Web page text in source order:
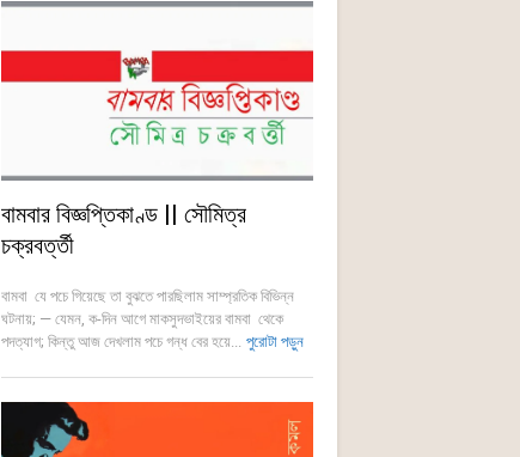
বামবার বিজ্ঞপ্তিকাণ্ড || সৌমিত্র
চক্রবর্ত্তী
বামবা যে পচে গিয়েছে তা বুঝতে পারছিলাম সাম্প্রতিক বিভিন্ন
ঘটনায়; — যেমন, ক-দিন আগে মাকসুদভাইয়ের বামবা থেকে
পদত্যাগ; কিন্তু আজ দেখলাম পচে গন্ধ বের হয়ে... পুরোটা পড়ুন